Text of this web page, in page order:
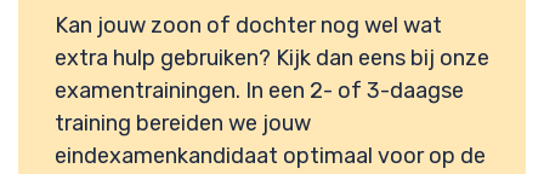
Kan jouw zoon of dochter nog wel wat
extra hulp gebruiken? Kijk dan eens bij onze
examentrainingen. In een 2- of 3-daagse
training bereiden we jouw
eindexamenkandidaat optimaal voor op de